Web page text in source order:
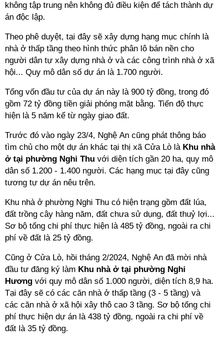
không tập trung nên không đủ điều kiện để tách thành dự
án độc lập.
Theo phê duyệt, tại đây sẽ xây dựng hạng mục chính là
nhà ở thấp tầng theo hình thức phân lô bán nền cho
người dân tự xây dựng nhà ở và các công trình nhà ở xã
hội... Quy mô dân số dự án là 1.700 người.
Tổng vốn đầu tư của dự án này là 900 tỷ đồng, trong đó
gồm 72 tỷ đồng tiền giải phóng mặt bằng. Tiến độ thực
hiện là 5 năm kể từ ngày giao đất.
Trước đó vào ngày 23/4, Nghệ An cũng phát thông báo
tìm chủ cho một dự án khác tại thị xã Cửa Lò là Khu nhà
ở tại phường Nghi Thu với diện tích gần 20 ha, quy mô
dân số 1.200 - 1.400 người. Các hạng mục tại đây cũng
tương tự dự án nêu trên.
Khu nhà ở phường Nghi Thu có hiện trạng gồm đất lúa,
đất trồng cây hàng năm, đất chưa sử dụng, đất thuỷ lợi...
Sơ bộ tổng chi phí thực hiện là 485 tỷ đồng, ngoài ra chi
phí về đất là 25 tỷ đồng.
Cũng ở Cửa Lò, hồi tháng 2/2024, Nghệ An đã mời nhà
đầu tư đăng ký làm Khu nhà ở tại phường Nghi
Hương với quy mô dân số 1.000 người, diện tích 8,9 ha.
Tại đây sẽ có các căn nhà ở thấp tầng (3 - 5 tầng) và
các căn nhà ở xã hội xây thô cao 3 tầng. Sơ bộ tổng chi
phí thực hiện dự án là 438 tỷ đồng, ngoài ra chi phí về
đất là 35 tỷ đồng.